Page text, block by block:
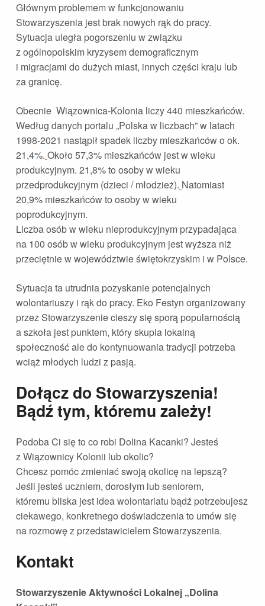
Głównym problemem w funkcjonowaniu
Stowarzyszenia jest brak nowych rąk do pracy.
Sytuacja uległa pogorszeniu w związku
z ogólnopolskim kryzysem demograficznym
i migracjami do dużych miast, innych części kraju lub
za granicę.
Obecnie Wiązownica-Kolonia liczy 440 mieszkańców.
Według danych portalu „Polska w liczbach” w latach
1998-2021 nastąpił spadek liczby mieszkańców o ok.
21,4%. Około 57,3% mieszkańców jest w wieku
produkcyjnym. 21,8% to osoby w wieku
przedprodukcyjnym (dzieci / młodzież). Natomiast
20,9% mieszkańców to osoby w wieku
poprodukcyjnym.
Liczba osób w wieku nieprodukcyjnym przypadająca
na 100 osób w wieku produkcyjnym jest wyższa niż
przeciętnie w województwie świętokrzyskim i w Polsce.
Sytuacja ta utrudnia pozyskanie potencjalnych
wolontariuszy i rąk do pracy. Eko Festyn organizowany
przez Stowarzyszenie cieszy się sporą popularnością
a szkoła jest punktem, który skupia lokalną
społeczność ale do kontynuowania tradycji potrzeba
wciąż młodych ludzi z pasją.
Dołącz do Stowarzyszenia!
Bądź tym, któremu zależy!
Podoba Ci się to co robi Dolina Kacanki? Jesteś
z Wiązownicy Kolonii lub okolic?
Chcesz pomóc zmieniać swoją okolicę na lepszą?
Jeśli jesteś uczniem, dorosłym lub seniorem,
któremu bliska jest idea wolontariatu bądź potrzebujesz
ciekawego, konkretnego doświadczenia to umów się
na rozmowę z przedstawicielem Stowarzyszenia.
Kontakt
Stowarzyszenie Aktywności Lokalnej „Dolina